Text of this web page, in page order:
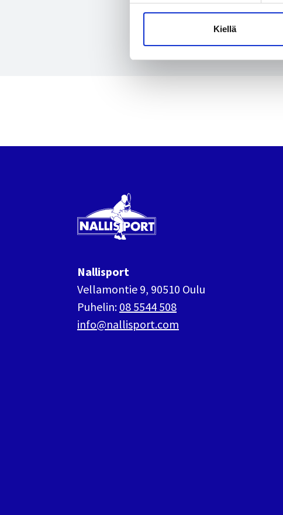
Kiellä
Nallisport
Vellamontie 9, 90510 Oulu
Puhelin: 08 5544 508
info@nallisport.com